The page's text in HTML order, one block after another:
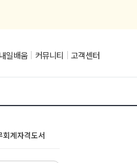
내일배움 | 커뮤니티 | 고객센터
회계자격도서